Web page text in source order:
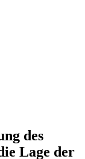
des
Lage der